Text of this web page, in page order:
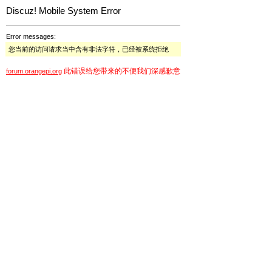
Discuz! Mobile System Error
Error messages:
您当前的访问请求当中含有非法字符，已经被系统拒绝
forum.orangepi.org 此错误给您带来的不便我们深感歉意